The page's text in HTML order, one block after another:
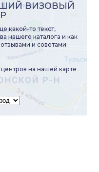
ВИЗОВЫЙ
какой-то текст,
нашего каталога и как
и советами.
на нашей карте